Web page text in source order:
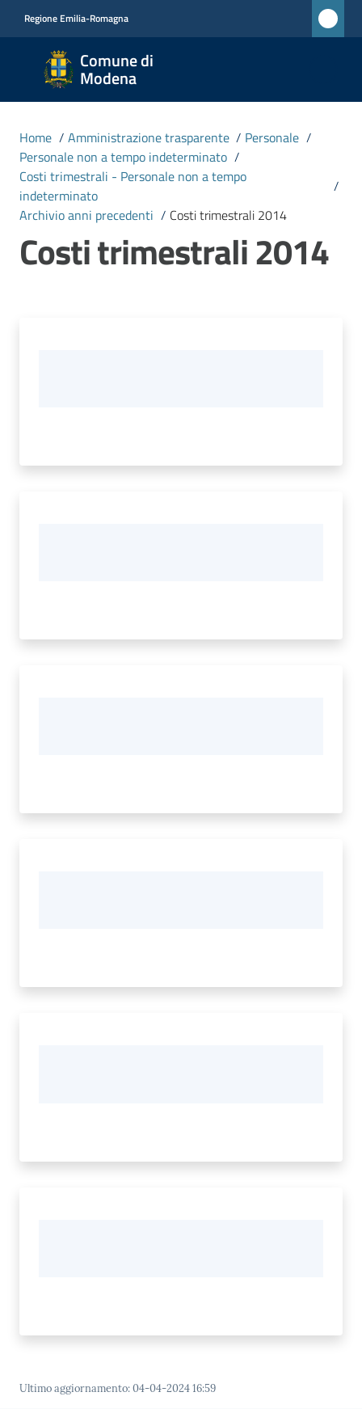
Regione Emilia-Romagna
Comune di
Modena
Comune
di
Modena
CIVICA
MONET
Menu selezionato
Home / Amministrazione trasparente / Personale /
Personale non a tempo indeterminato /
Costi trimestrali - Personale non a tempo
indeterminato
/
Archivio anni precedenti / Costi trimestrali 2014
Costi trimestrali 2014
Ultimo aggiornamento:04-04-2024 16:59